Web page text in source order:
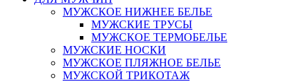
МУЖСКОЕ НИЖНЕЕ БЕЛЬЕ
МУЖСКИЕ ТРУСЫ
МУЖСКОЕ ТЕРМОБЕЛЬЕ
МУЖСКИЕ НОСКИ
МУЖСКОЕ ПЛЯЖНОЕ БЕЛЬЕ
МУЖСКОЙ ТРИКОТАЖ